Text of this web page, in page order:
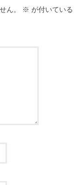
ん。 ※ が付いている